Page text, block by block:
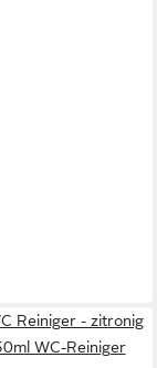
Reiniger - zitronig
WC-Reiniger